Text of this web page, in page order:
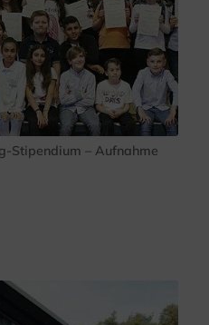
Stipendium – Aufnahme